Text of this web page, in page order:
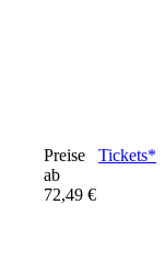
Preise
ab
72,49 €
Tickets*